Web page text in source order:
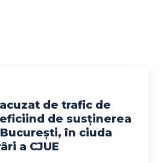
de trafic de
de susținerea
în ciuda
a CJUE